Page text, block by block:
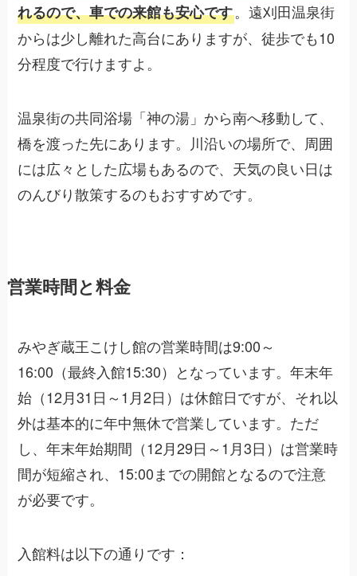
れるので、車での来館も安心です。遠刈田温泉街
からは少し離れた高台にありますが、徒歩でも10
分程度で行けますよ。
温泉街の共同浴場「神の湯」から南へ移動して、
橋を渡った先にあります。川沿いの場所で、周囲
には広々とした広場もあるので、天気の良い日は
のんびり散策するのもおすすめです。
営業時間と料金
みやぎ蔵王こけし館の営業時間は9:00～
16:00（最終入館15:30）となっています。年末年
始（12月31日～1月2日）は休館日ですが、それ以
外は基本的に年中無休で営業しています。ただ
し、年末年始期間（12月29日～1月3日）は営業時
間が短縮され、15:00までの開館となるので注意
が必要です。
入館料は以下の通りです：